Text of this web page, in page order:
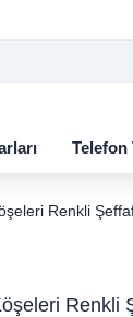
Telefon
Renkli Şeffaf
Renkli